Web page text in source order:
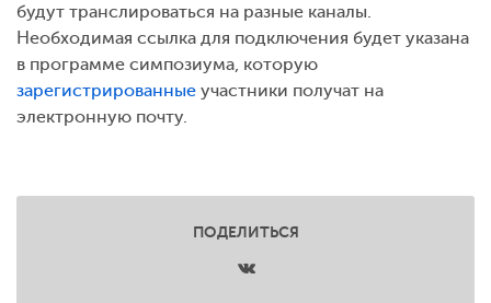
будут транслироваться на разные каналы.
Необходимая ссылка для подключения будет указана
в программе симпозиума, которую
зарегистрированные участники получат на
электронную почту.
ПОДЕЛИТЬСЯ